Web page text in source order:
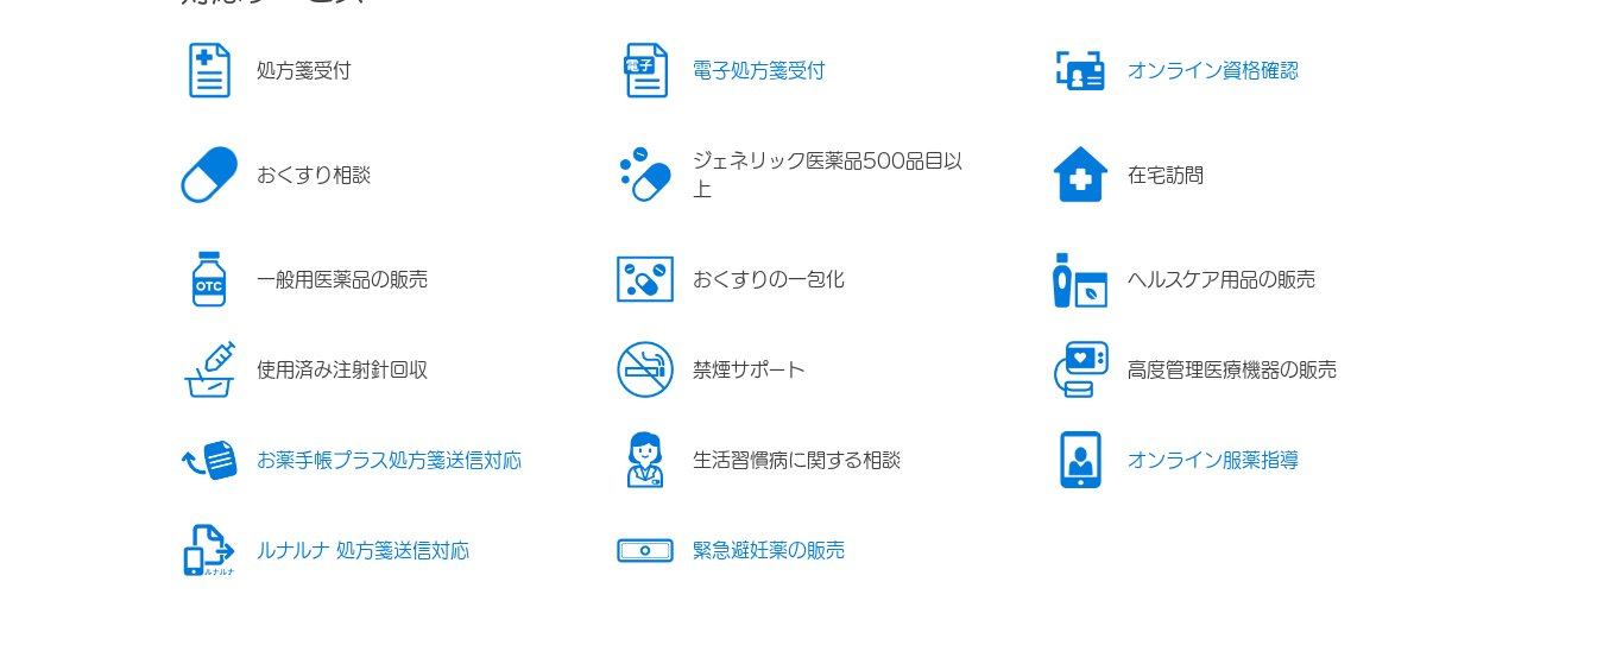
処方箋受付 電子処方箋受付 オンライン資格確認
おくすり相談
ジェネリック医薬品500品目以
上
在宅訪問
一般用医薬品の販売 おくすりの一包化 ヘルスケア用品の販売
使用済み注射針回収 禁煙サポート 高度管理医療機器の販売
お薬手帳プラス処方箋送信対応 生活習慣病に関する相談 オンライン服薬指導
ルナルナ 処方箋送信対応 緊急避妊薬の販売